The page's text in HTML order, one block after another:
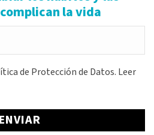
la vida
de Protección de Datos. Leer